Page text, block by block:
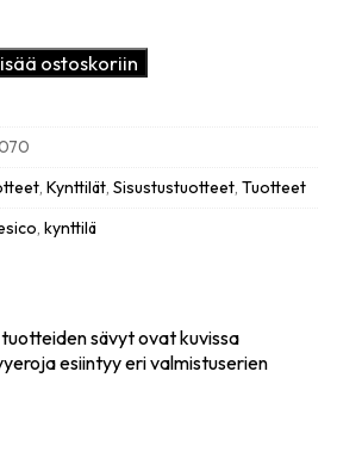
ostoskoriin
, Kynttilät, Sisustustuotteet, Tuotteet
, kynttilä
sävyt ovat kuvissa
esiintyy eri valmistuserien